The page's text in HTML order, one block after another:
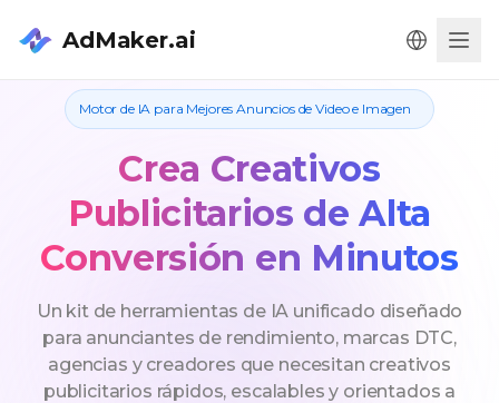
AdMaker.ai
Motor de IA para Mejores Anuncios de Video e Imagen
Crea Creativos
Publicitarios de Alta
Conversión en Minutos
Un kit de herramientas de IA unificado diseñado
para anunciantes de rendimiento, marcas DTC,
agencias y creadores que necesitan creativos
publicitarios rápidos, escalables y orientados a